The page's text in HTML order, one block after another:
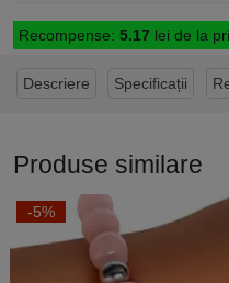
Recompense: 5.17 lei de la
Descriere Specificații
Produse similare
-5%